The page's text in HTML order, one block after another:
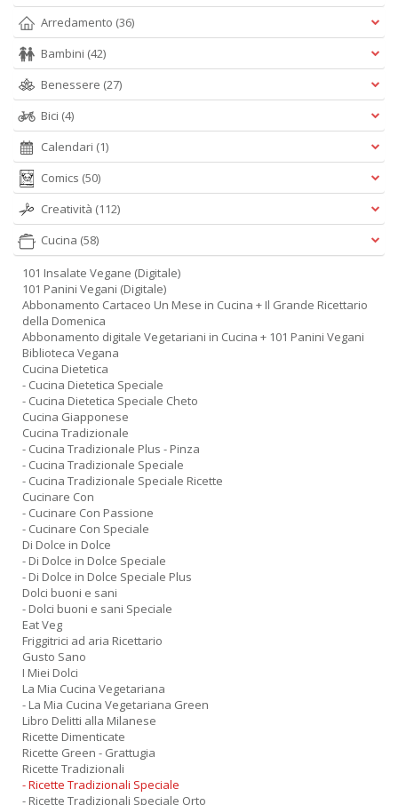
Arredamento (36)
Bambini (42)
Benessere (27)
Bici (4)
Calendari (1)
Comics (50)
Creatività (112)
Cucina (58)
101 Insalate Vegane (Digitale)
101 Panini Vegani (Digitale)
Abbonamento Cartaceo Un Mese in Cucina + Il Grande Ricettario
della Domenica
Abbonamento digitale Vegetariani in Cucina + 101 Panini Vegani
Biblioteca Vegana
Cucina Dietetica
- Cucina Dietetica Speciale
- Cucina Dietetica Speciale Cheto
Cucina Giapponese
Cucina Tradizionale
- Cucina Tradizionale Plus - Pinza
- Cucina Tradizionale Speciale
- Cucina Tradizionale Speciale Ricette
Cucinare Con
- Cucinare Con Passione
- Cucinare Con Speciale
Di Dolce in Dolce
- Di Dolce in Dolce Speciale
- Di Dolce in Dolce Speciale Plus
Dolci buoni e sani
- Dolci buoni e sani Speciale
Eat Veg
Friggitrici ad aria Ricettario
Gusto Sano
I Miei Dolci
La Mia Cucina Vegetariana
- La Mia Cucina Vegetariana Green
Libro Delitti alla Milanese
Ricette Dimenticate
Ricette Green - Grattugia
Ricette Tradizionali
- Ricette Tradizionali Speciale
- Ricette Tradizionali Speciale Orto